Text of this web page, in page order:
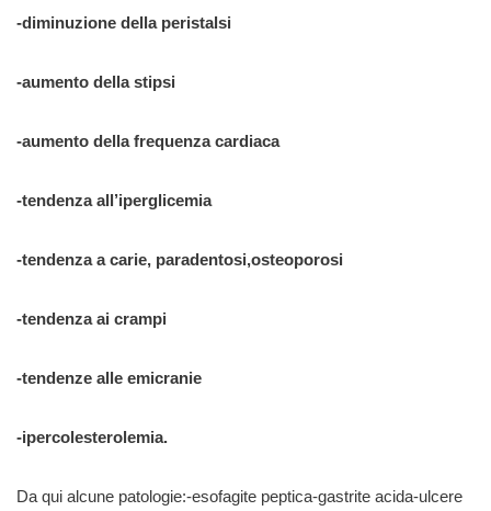
-diminuzione della peristalsi
-aumento della stipsi
-aumento della frequenza cardiaca
-tendenza all’iperglicemia
-tendenza a carie, paradentosi,osteoporosi
-tendenza ai crampi
-tendenze alle emicranie
-ipercolesterolemia.
Da qui alcune patologie:-esofagite peptica-gastrite acida-ulcere